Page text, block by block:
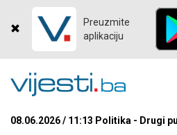
Preuzmite
aplikaciju
08.06.2026 / 11:13 Politika - Drugi